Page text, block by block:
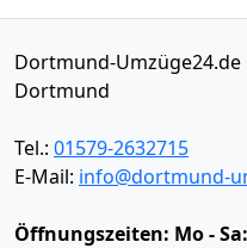
Dortmund-Umzüge24.de
Dortmund
Tel.: 01579-2632715
E-Mail: info@dortmund-
Öffnungszeiten: Mo -